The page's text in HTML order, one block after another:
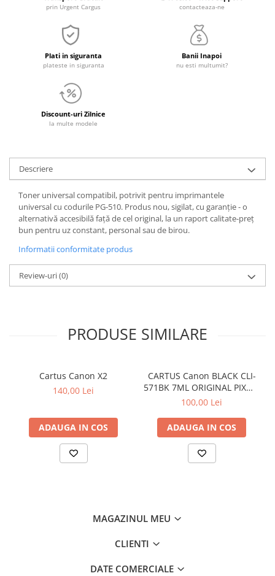
prin Urgent Cargus contacteaza-ne
Plati in siguranta
plateste in siguranta
Banii Inapoi
nu esti multumit?
Discount-uri Zilnice
la multe modele
Descriere
Toner universal compatibil, potrivit pentru imprimantele
universal cu codurile PG-510. Produs nou, sigilat, cu garanție - o
alternativă accesibilă față de cel original, la un raport calitate-preț
bun pentru uz constant, personal sau de birou.
Informatii conformitate produs
Review-uri(0)
PRODUSE SIMILARE
Cartus Canon X2
140,00 Lei
ADAUGA IN COS
CARTUS Canon BLACK CLI-
571BK 7ML ORIGINAL PIXMA
MG6850
100,00 Lei
ADAUGA IN COS
MAGAZINUL MEU
CLIENTI
DATE COMERCIALE